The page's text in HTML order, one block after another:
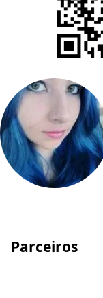
Parceiros